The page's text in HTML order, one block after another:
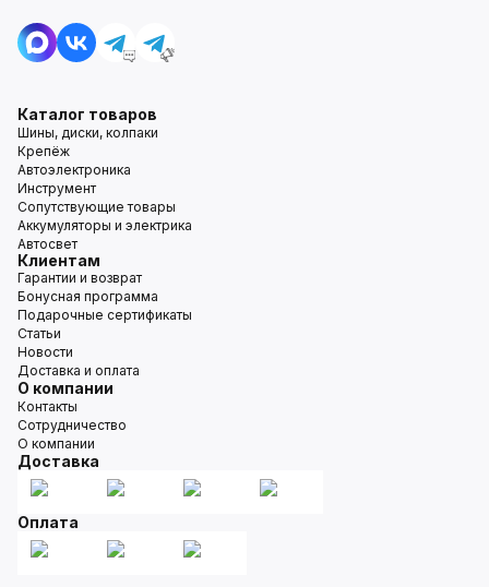
Каталог товаров
Шины, диски, колпаки
Крепёж
Автоэлектроника
Инструмент
Сопутствующие товары
Аккумуляторы и электрика
Автосвет
Клиентам
Гарантии и возврат
Бонусная программа
Подарочные сертификаты
Статьи
Новости
Доставка и оплата
О компании
Контакты
Сотрудничество
О компании
Доставка
Оплата